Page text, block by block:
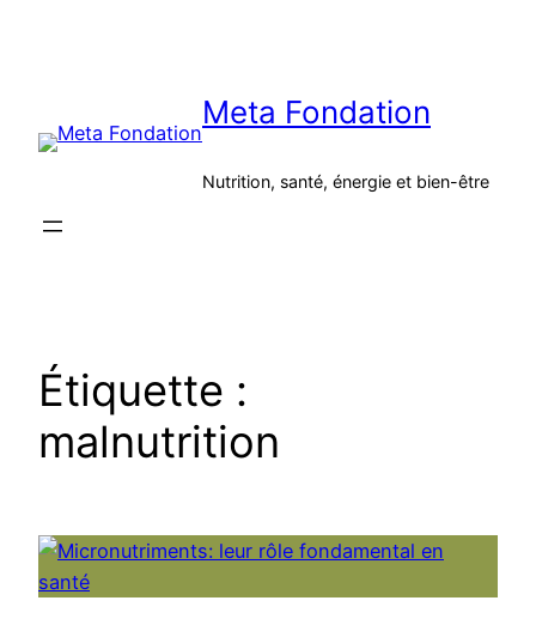
Meta Fondation
Nutrition, santé, énergie et bien-être
Étiquette :
malnutrition